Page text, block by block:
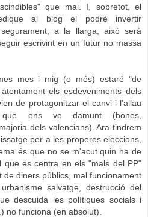
que mai. I, sobretot, el
al blog el podré invertir
a la llarga, això serà
escrivint en un futur no massa
mes i mig (o més) estaré "de
els esdeveniments dels
de protagonitzar el canvi i l'allau
que ens ve damunt (bones,
dels valencians). Ara tindrem
per a les properes eleccions,
és que no se m'acut quin ha de
que es centra en els "mals del PP"
de diners públics, mal funcionament
salvatge, destrucció del
descuida les polítiques socials i
no funciona (en absolut).